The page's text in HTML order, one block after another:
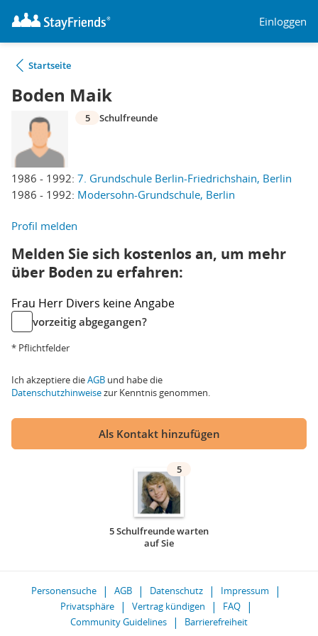
Einloggen
Startseite
Boden Maik
1986 - 1992: 7. Grundschule Berlin-Friedrichshain, Berlin
1986 - 1992: Modersohn-Grundschule, Berlin
5 Schulfreunde
Profil melden
Melden Sie sich kostenlos an, um mehr
über Boden zu erfahren:
Frau Herr Divers keine Angabe
vorzeitig abgegangen?
* Pflichtfelder
Ich akzeptiere dieAGB und habe die
Datenschutzhinweisezur Kenntnis genommen.
Als Kontakt hinzufügen
5
5 Schulfreunde warten
auf Sie
Personensuche AGB Datenschutz
Impressum
Privatsphäre
Vertrag kündigen
FAQ
Community Guidelines
Barrierefreiheit